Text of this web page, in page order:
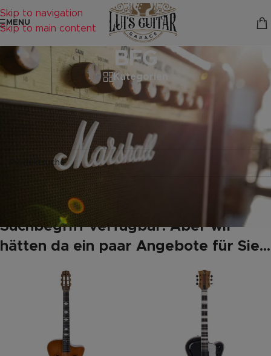
Skip to navigation
Skip to main content
MENU
BFG
Kategorien
Startseite
Produkte verschlagwortet mit „BFG“
Es wurden keine Produkte gefunden, die deiner Auswahl
Leider keine Produkte mit Ihrem
Suchbegriff verfügbar. Aber wir
hätten da ein paar Angebote für Sie...